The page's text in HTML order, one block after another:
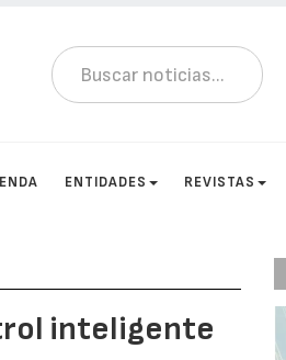
ENTIDADES REVISTAS
inteligente